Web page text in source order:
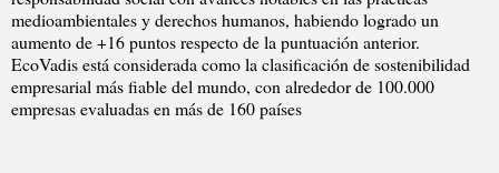
medioambientales y derechos humanos, habiendo logrado un
aumento de +16 puntos respecto de la puntuación anterior.
EcoVadis está considerada como la clasificación de sostenibilidad
empresarial más fiable del mundo, con alrededor de 100.000
empresas evaluadas en más de 160 países